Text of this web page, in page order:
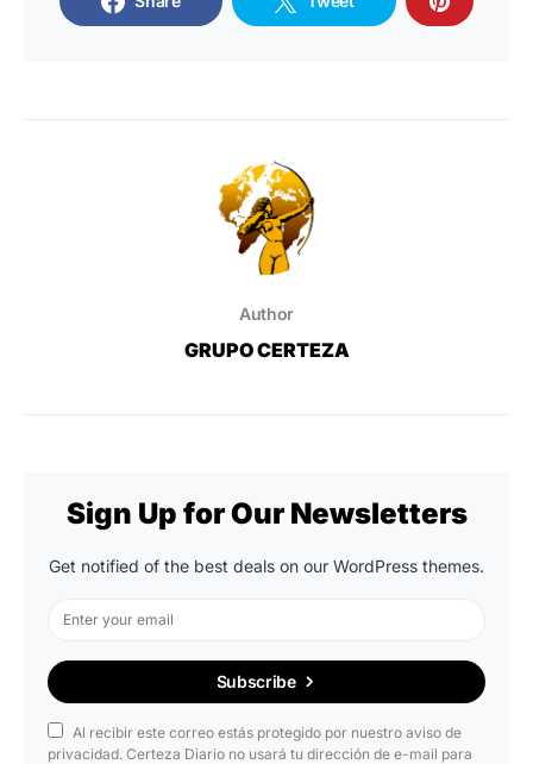
Author
GRUPO CERTEZA
Sign Up for Our Newsletters
Get notified of the best deals on our WordPress themes.
Subscribe
Al recibir este correo estás protegido por nuestro aviso de
privacidad. Certeza Diario no usará tu dirección de e-mail para